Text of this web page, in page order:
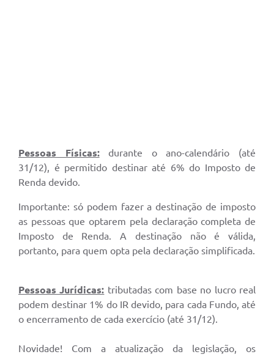
Pessoas Físicas:
durante o ano-calendário (até
31/12), é permitido destinar até 6% do Imposto de
Renda devido.
Importante: só podem fazer a destinação de imposto
as pessoas que optarem pela declaração completa de
Imposto de Renda. A destinação não é válida,
portanto, para quem opta pela declaração simplificada.
Pessoas Jurídicas: tributadas com base no lucro real
podem destinar 1% do IR devido, para cada Fundo, até
o encerramento de cada exercício (até 31/12).
Novidade! Com a atualização da legislação, os